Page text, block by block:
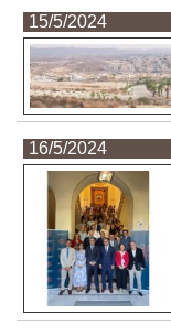
15/5/2024
16/5/2024